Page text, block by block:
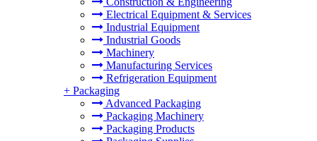
Electrical Equipment & Services
Industrial Equipment
Industrial Goods
Machinery
Manufacturing Services
Refrigeration Equipment
+ Packaging
Advanced Packaging
Packaging Machinery
Packaging Products